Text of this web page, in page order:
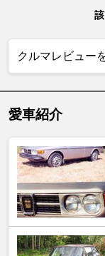
クルマレビュー
愛車紹介